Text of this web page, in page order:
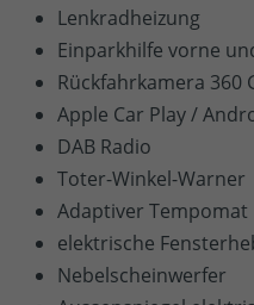
Lenkradheizung
Einparkhilfe vorne
Rückfahrkamera 360
Apple Car Play /
DAB Radio
Toter-Winkel-Warner
Adaptiver Tempomat
elektrische
Nebelscheinwerfer